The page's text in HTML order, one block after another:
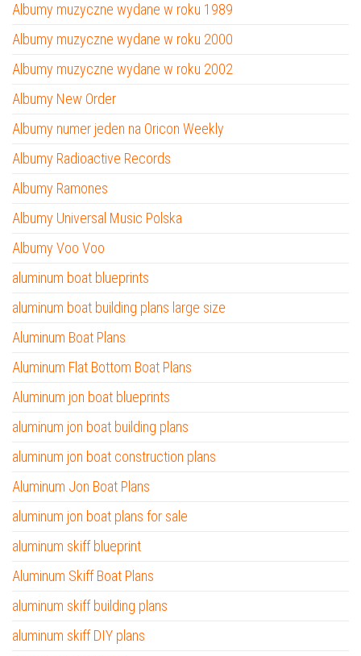
Albumy muzyczne wydane w roku 1989
Albumy muzyczne wydane w roku 2000
Albumy muzyczne wydane w roku 2002
Albumy New Order
Albumy numer jeden na Oricon Weekly
Albumy Radioactive Records
Albumy Ramones
Albumy Universal Music Polska
Albumy Voo Voo
aluminum boat blueprints
aluminum boat building plans large size
Aluminum Boat Plans
Aluminum Flat Bottom Boat Plans
Aluminum jon boat blueprints
aluminum jon boat building plans
aluminum jon boat construction plans
Aluminum Jon Boat Plans
aluminum jon boat plans for sale
aluminum skiff blueprint
Aluminum Skiff Boat Plans
aluminum skiff building plans
aluminum skiff DIY plans